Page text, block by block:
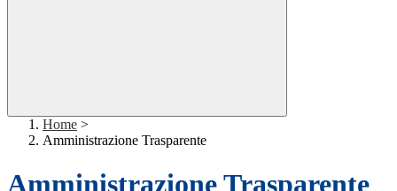
Home >
Amministrazione Trasparente
Amministrazione Trasparente